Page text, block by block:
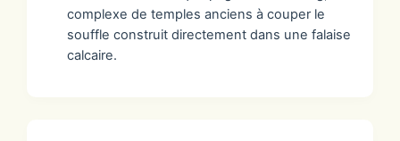
complexe de temples anciens à couper le
souffle construit directement dans une falaise
calcaire.